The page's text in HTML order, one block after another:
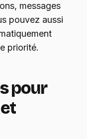
messages
pouvez aussi
priorité.
pour